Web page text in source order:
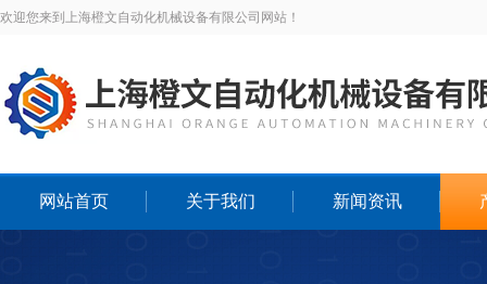
欢迎您来到上海橙文自动化机械设备有限公司网站！
网站首页 关于我们 新闻资讯